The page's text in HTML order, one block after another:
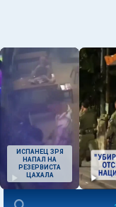
ИСПАНЕЦ ЗРЯ
НАПАЛ НА
РЕЗЕРВИСТА
ЦАХАЛА